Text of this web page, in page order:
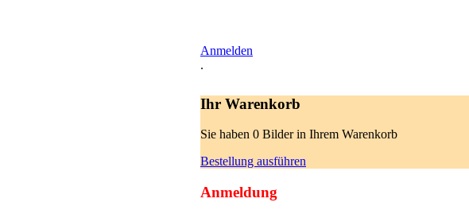
Anmelden
.
Ihr Warenkorb
Sie haben 0 Bilder in Ihrem Warenkorb
Bestellung ausführen
Anmeldung